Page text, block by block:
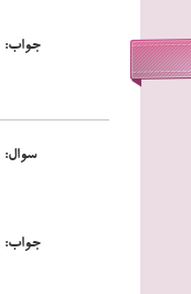
:جواب
:سوال
:جواب